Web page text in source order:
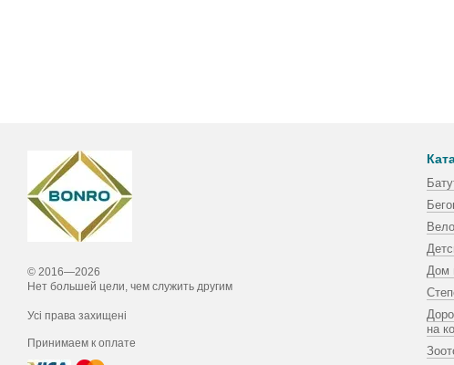
© 2016—2026
Нет большей цели, чем служить другим
Усі права захищені
Принимаем к оплате
Дом
на